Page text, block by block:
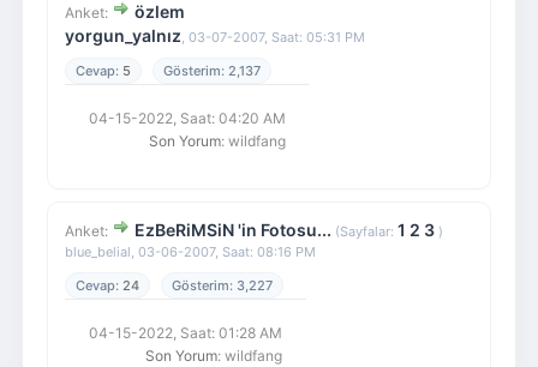
Anket:
özlem
yorgun_yalnız, 03-07-2007, Saat: 05:31 PM
5
2,137
04-15-2022, Saat: 04:20 AM
Son Yorum: wildfang
Anket: EzBeRiMSiN 'in Fotosu... (Sayfalar: 1 2 3)
blue_belial, 03-06-2007, Saat: 08:16 PM
24
3,227
04-15-2022, Saat: 01:28 AM
Son Yorum: wildfang